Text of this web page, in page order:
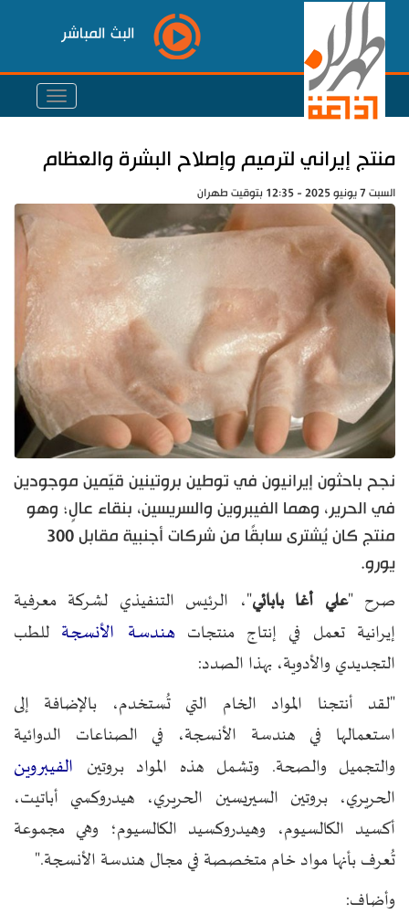
البث المباشر
منتج إيراني لترميم وإصلاح البشرة والعظام
السبت 7 يونيو 2025 - 12:35 بتوقيت طهران
نجح باحثون إيرانيون في توطين بروتينين قيّمين موجودين
في الحرير، وهما الفيبروين والسريسين، بنقاء عالٍ؛ وهو
منتج كان يُشترى سابقًا من شركات أجنبية مقابل 300
يورو.
صرح "علي أغا بابائي"، الرئيس التنفيذي لشركة معرفية
إيرانية تعمل في إنتاج منتجاتهندسة الأنسجة للطب
التجديدي والأدوية، بهذا الصدد:
"لقد أنتجنا المواد الخام التي تُستخدم، بالإضافة إلى
استعمالها في هندسة الأنسجة، في الصناعات الدوائية
والتجميل والصحة. وتشمل هذه المواد بروتين الفيبروين
الحريري، بروتين السيريسين الحريري، هيدروكسي أباتيت،
أكسيد الكالسيوم، وهيدروكسيد الكالسيوم؛ وهي مجموعة
تُعرف بأنها مواد خام متخصصة في مجال هندسة الأنسجة."
وأضاف: